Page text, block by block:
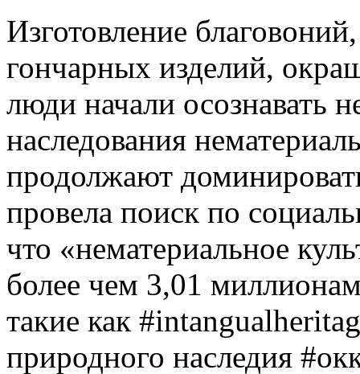
Изготовление
гончарных изделий,
люди начали осознавать
наследования
продолжают
провела поиск по
что «нематериальное
более чем 3,01
такие как
природного наследия